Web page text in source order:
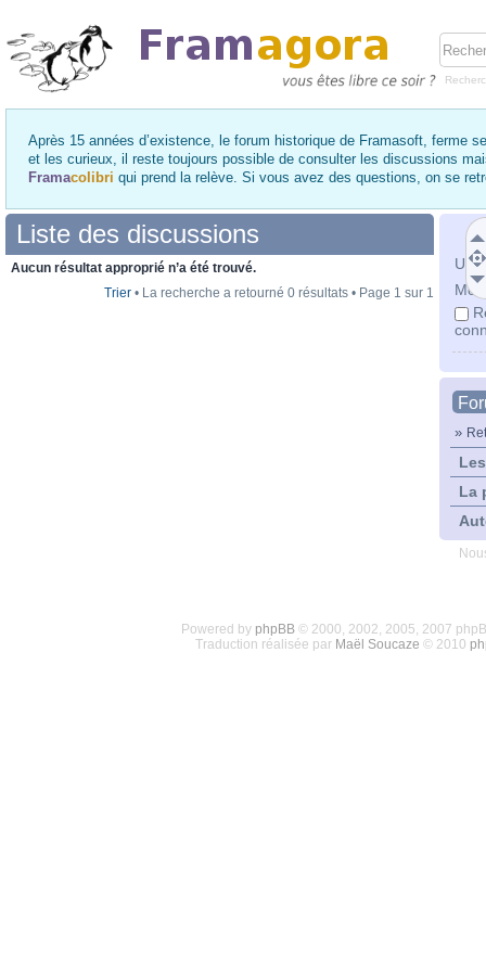
Après 15 années d’existence, le forum historique de Framasoft, ferme
et les curieux, il reste toujours possible de consulter les discussions
Framacolibri qui prend la relève. Si vous avez des questions, on se
Mot
»
La
Liste des discussions
Aucun résultat approprié n’a été trouvé.
Trier • La recherche a retourné 0 résultats • Page 1 sur 1
Powered by phpBB© 2000, 2002, 2005, 2007
Traduction réalisée par Maël Soucaze © 2010